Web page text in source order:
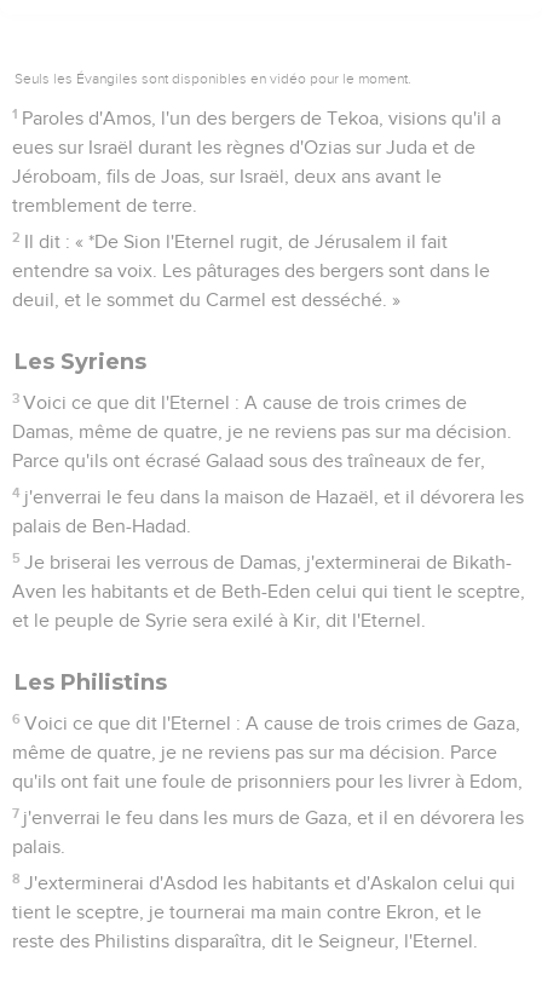
Seuls les Évangiles sont disponibles en vidéo pour le moment.
1 Paroles d'Amos, l'un des bergers de Tekoa, visions qu'il a
eues sur Israël durant les règnes d'Ozias sur Juda et de
Jéroboam, fils de Joas, sur Israël, deux ans avant le
tremblement de terre.
2 Il dit : « *De Sion l'Eternel rugit, de Jérusalem il fait
entendre sa voix. Les pâturages des bergers sont dans le
deuil, et le sommet du Carmel est desséché. »
Les Syriens
3 Voici ce que dit l'Eternel : A cause de trois crimes de
Damas, même de quatre, je ne reviens pas sur ma décision.
Parce qu'ils ont écrasé Galaad sous des traîneaux de fer,
4 j'enverrai le feu dans la maison de Hazaël, et il dévorera les
palais de Ben-Hadad.
5 Je briserai les verrous de Damas, j'exterminerai de Bikath-
Aven les habitants et de Beth-Eden celui qui tient le sceptre,
et le peuple de Syrie sera exilé à Kir, dit l'Eternel.
Les Philistins
6 Voici ce que dit l'Eternel : A cause de trois crimes de Gaza,
même de quatre, je ne reviens pas sur ma décision. Parce
qu'ils ont fait une foule de prisonniers pour les livrer à Edom,
7 j'enverrai le feu dans les murs de Gaza, et il en dévorera les
palais.
8 J'exterminerai d'Asdod les habitants et d'Askalon celui qui
tient le sceptre, je tournerai ma main contre Ekron, et le
reste des Philistins disparaîtra, dit le Seigneur, l'Eternel.